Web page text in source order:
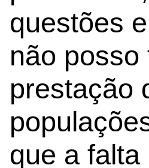
questões
não
prestação
que a